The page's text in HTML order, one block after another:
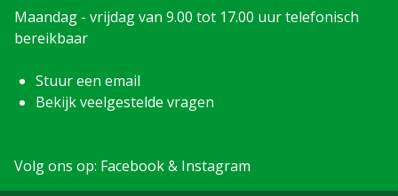
Maandag - vrijdag van 9.00 tot 17.00 uur telefonisch
bereikbaar
Stuur een email
Bekijk veelgestelde vragen
Volg ons op: Facebook& Instagram